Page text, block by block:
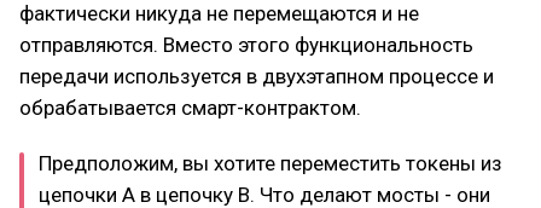
фактически никуда не перемещаются и не
отправляются. Вместо этого функциональность
передачи используется в двухэтапном процессе и
обрабатывается смарт-контрактом.
Предположим, вы хотите переместить токены из
цепочки A в цепочку B. Что делают мосты - они